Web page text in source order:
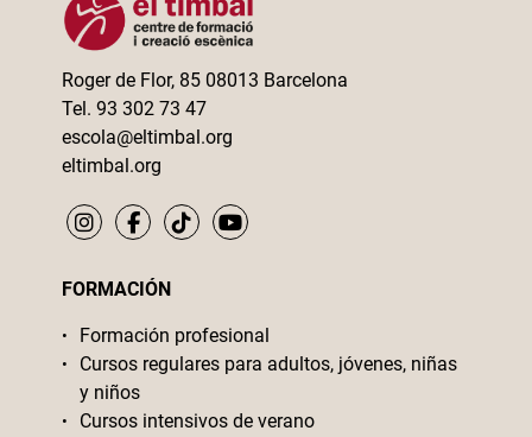
Roger de Flor, 85 08013 Barcelona
Tel. 93 302 73 47
escola@eltimbal.org
eltimbal.org
FORMACIÓN
Formación profesional
Cursos regulares para adultos, jóvenes, niñas
y niños
Cursos intensivos de verano